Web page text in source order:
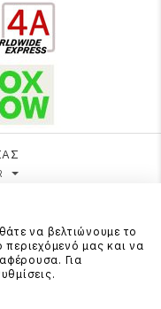
να βελτιώνουμε το
μας και να
Για